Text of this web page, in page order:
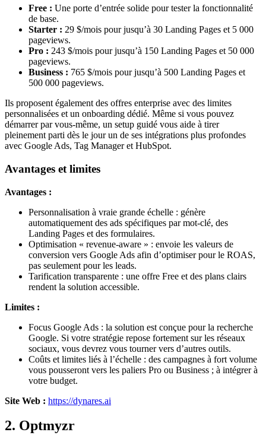
Free : Une porte d’entrée solide pour tester la fonctionnalité
de base.
Starter : 29 $/mois pour jusqu’à 30 Landing Pages et 5 000
pageviews.
Pro : 243 $/mois pour jusqu’à 150 Landing Pages et 50 000
pageviews.
Business : 765 $/mois pour jusqu’à 500 Landing Pages et
500 000 pageviews.
Ils proposent également des offres enterprise avec des limites
personnalisées et un onboarding dédié. Même si vous pouvez
démarrer par vous-même, un setup guidé vous aide à tirer
pleinement parti dès le jour un de ses intégrations plus profondes
avec Google Ads, Tag Manager et HubSpot.
Avantages et limites
Avantages :
Personnalisation à vraie grande échelle : génère
automatiquement des ads spécifiques par mot-clé, des
Landing Pages et des formulaires.
Optimisation « revenue-aware » : envoie les valeurs de
conversion vers Google Ads afin d’optimiser pour le ROAS,
pas seulement pour les leads.
Tarification transparente : une offre Free et des plans clairs
rendent la solution accessible.
Limites :
Focus Google Ads : la solution est conçue pour la recherche
Google. Si votre stratégie repose fortement sur les réseaux
sociaux, vous devrez vous tourner vers d’autres outils.
Coûts et limites liés à l’échelle : des campagnes à fort volume
vous pousseront vers les paliers Pro ou Business ; à intégrer à
votre budget.
Site Web : https://dynares.ai
2. Optmyzr